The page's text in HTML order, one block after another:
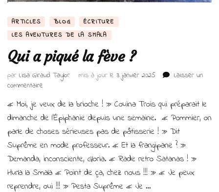
ARTICLES BLOG
ÉCRITURE
LES AVENTURES DE LA SMALA
Qui a piqué la fève ?
par Lisa Giraud Taylor mis à jour le 3 janvier 2025
Laisser un
commentaire
a
piqué
fève ?
« Moi, je veux de la brioche ! » Couina Trois qui préparait le
dimanche de l’Épiphanie depuis une semaine. « Pommier, on
parle de choses sérieuses pas de pâtisserie ! » Dit
Suprême en mode professeur. « Et la frangipane ? »
Demanda, inconsciente, Gloria. « Rade retro Satanas ! »
Hurla la Smala « Point de ça, chez nous !!! » « Je peux
reprendre, oui !!! » Pesta Suprême « Je …